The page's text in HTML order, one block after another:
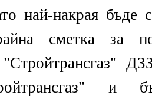
най-накрая бъде
сметка за
и